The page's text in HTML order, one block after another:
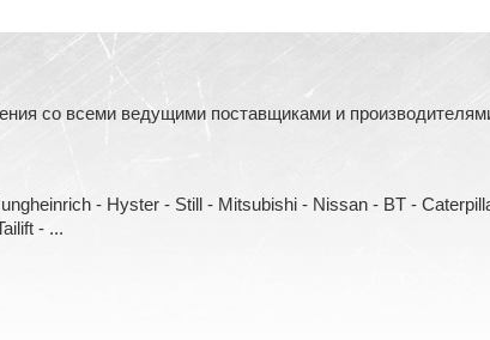
со всеми ведущими поставщиками и
- Hyster - Still - Mitsubishi - Nissan - BT -
- ...